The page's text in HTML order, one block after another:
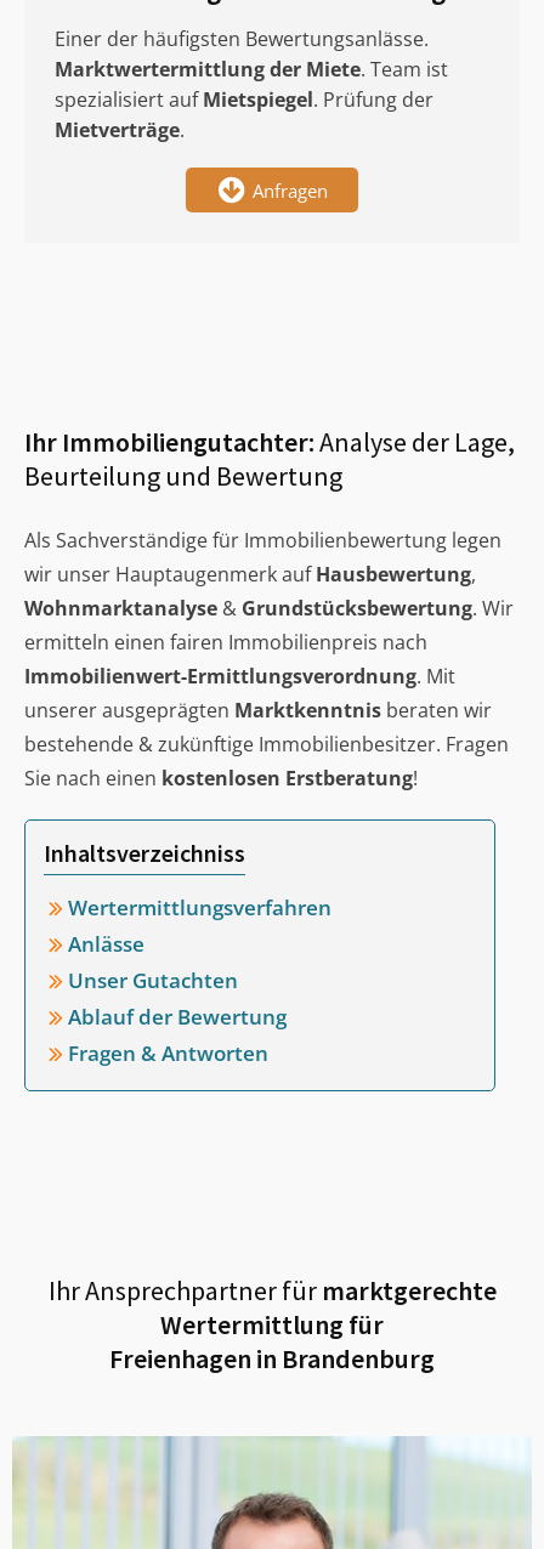
Einer der häufigsten Bewertungsanlässe.
Marktwertermittlungder Miete. Team ist
spezialisiert aufMietspiegel. Prüfung der
Mietverträge.
Anfragen
Ihr Immobiliengutachter:Analyse der Lage,
Beurteilung und Bewertung
Als Sachverständige für Immobilienbewertung legen
wir unser Hauptaugenmerk aufHausbewertung,
Wohnmarktanalyse & Grundstücksbewertung. Wir
ermitteln einen fairen Immobilienpreis nach
Immobilienwert-Ermittlungsverordnung. Mit
unserer ausgeprägten Marktkenntnis beraten wir
bestehende & zukünftige Immobilienbesitzer. Fragen
Sie nach einen kostenlosen Erstberatung!
Inhaltsverzeichniss
Wertermittlungsverfahren
Anlässe
Unser Gutachten
Ablauf der Bewertung
Fragen & Antworten
Ihr Ansprechpartner fürmarktgerechte
Wertermittlung für
Freienhagen in Brandenburg